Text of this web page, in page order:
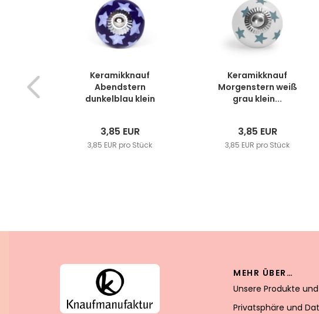
Keramikknauf
Abendstern
dunkelblau klein
3,85 EUR
3,85 EUR pro Stück
Keramikknauf
Morgenstern weiß
grau klein...
3,85 EUR
3,85 EUR pro Stück
MEHR ÜBER…
Unsere Produkte
Privatsphäre und